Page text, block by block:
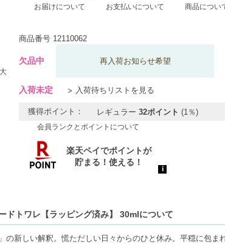
お届けについて
お支払いについて 商品につい
商品番号 12110062
欠品中 再入荷お知らせ希望
入荷未定 入荷待ちリストを見る
獲得ポイント： レギュラー 32ポイント (1％)
会員ランクとポイントについて
ドトワレ【ラッピング済み】 30mlについて
の新しい解釈。慌ただしい日々からのひと休み。平穏に包ま